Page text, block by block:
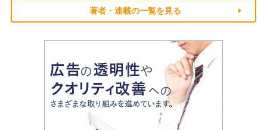
著者・連載の一覧を見る